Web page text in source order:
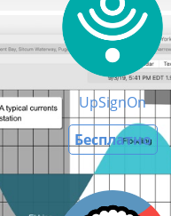
UpSignOn
Бесплатно